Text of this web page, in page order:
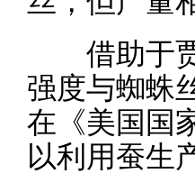
借助于贾
强度与蜘蛛
在《美国国
以利用蚕生